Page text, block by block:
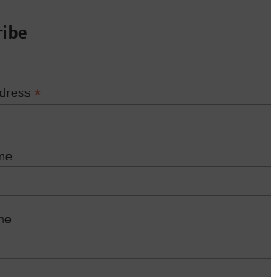
*